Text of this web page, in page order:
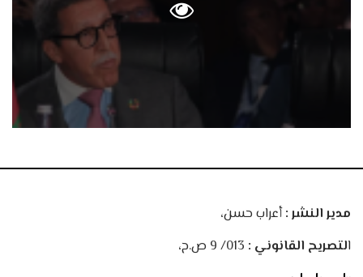
مدير النشر :أعراب حسن،
التصريح القانوني :